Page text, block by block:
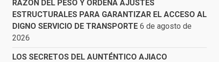
RAZÓN DEL PESO Y ORDENA AJUSTES
ESTRUCTURALES PARA GARANTIZAR EL ACCESO AL
DIGNO SERVICIO DE TRANSPORTE 6 de agosto de
2026
LOS SECRETOS DEL AUNTÉNTICO AJIACO